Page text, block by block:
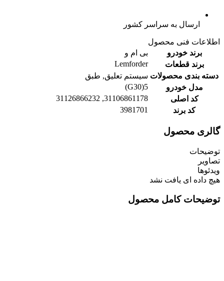
ارسال به سراسر کشور
اطلاعات فنی محصول
برند خودرو
بی ام و
برند قطعات
Lemforder
دسته بندی محصولات سیستم تعلیق, طبق
مدل خودرو
5(G30)
کد اصلی
31106861178, 31126866232
کد برند
3981701
گالری محصول
توضیحات
تصاویر
ویدئوها
هیچ داده ای یافت نشد
توضیحات کامل محصول